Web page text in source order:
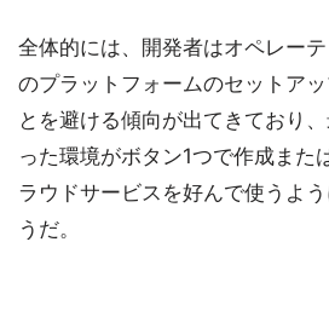
全体的には、開発者はオペレー
のプラットフォームのセットア
とを避ける傾向が出てきており
った環境がボタン1つで作成また
ラウドサービスを好んで使うよ
うだ。